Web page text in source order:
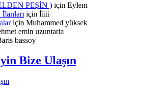
PEŞİN ) için Eylem
için İiiii
için Muhammed yüksek
emin uzuntarla
bassoy
Bize Ulaşın